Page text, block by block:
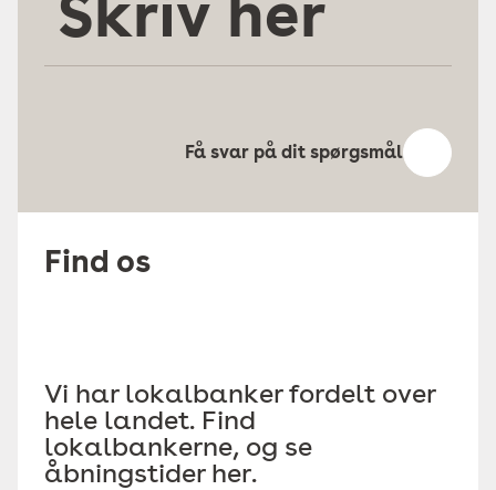
her
Få svar på dit spørgsmål
Find os
Vi har lokalbanker fordelt over
hele landet. Find
lokalbankerne, og se
åbningstider her.